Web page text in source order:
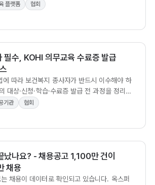
플랫폼
협회
필수, KOHI 의무교육 수료증 발급
에 따라 보건복지 종사자가 반드시 이수해야 하
대상·신청·학습·수료증 발급 전 과정을 정리해,
없이 법정 요건을 충족하는 방법을 안내합니다.
기관
협회
났나요? - 채용공고 1,100만 건이
채용
채용이 데이터로 확인되고 있습니다. 옥스퍼